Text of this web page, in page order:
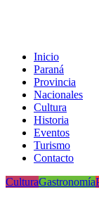
Inicio
Paraná
Provincia
Nacionales
Cultura
Historia
Eventos
Turismo
Contacto
CulturaGastronomía